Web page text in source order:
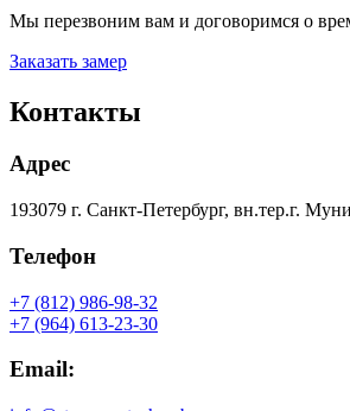
Мы перезвоним вам и договоримся о
Заказать замер
Контакты
Адрес
193079 г. Санкт-Петербург, вн.тер.г.
Телефон
+7 (812) 986-98-32
+7 (964) 613-23-30
Email: